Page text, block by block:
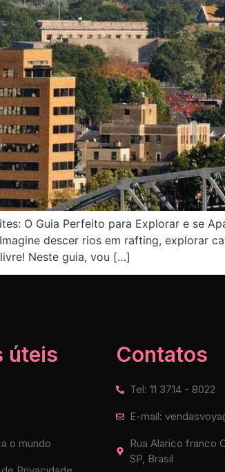
O Guia Perfeito para Explorar e se
Imagine descer rios em rafting, explorar
Neste guia, vou […]
úteis
o mundo
Contatos
Tel: 11 3714 - 8022
E-mail:
Rua Alarico franco
SP, Brasil